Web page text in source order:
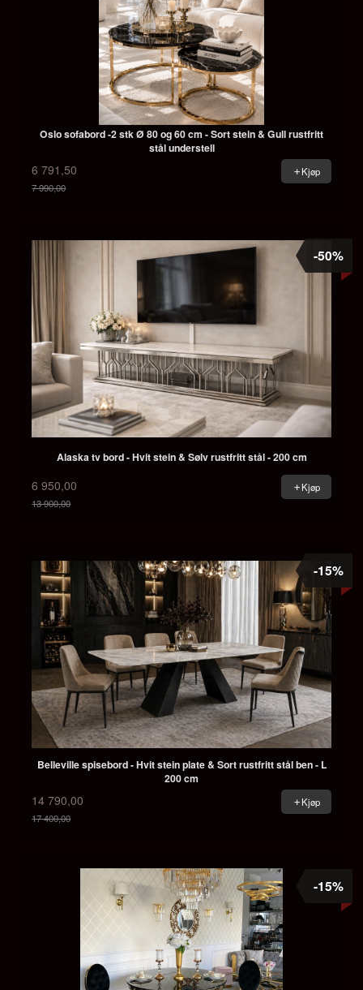
Oslo sofabord -2 stk Ø 80 og 60 cm - Sort stein & Gull rustfritt
stål understell
6 791,50
7 990,00
Kjøp
Alaska tv bord - Hvit stein & Sølv rustfritt stål - 200 cm
6 950,00
13 900,00
-50%
Kjøp
Belleville spisebord - Hvit stein plate & Sort rustfritt stål ben - L
200 cm
14 790,00
17 400,00
-15%
Kjøp
-15%